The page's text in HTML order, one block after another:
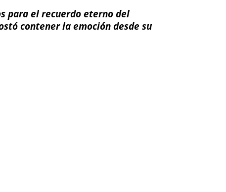
para el recuerdo eterno del
contener la emoción desde su